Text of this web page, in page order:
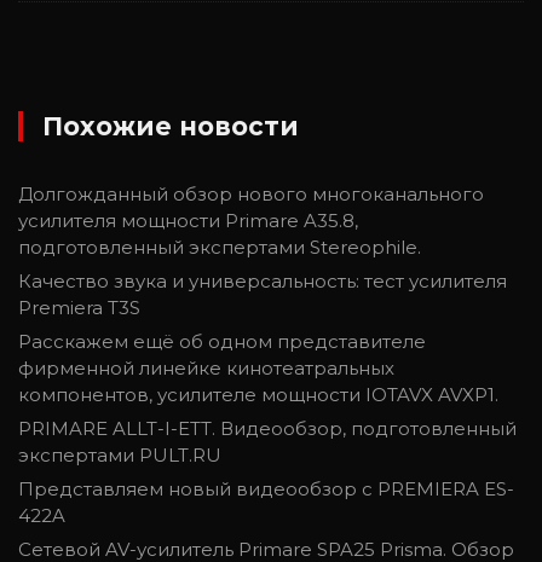
Похожие новости
Долгожданный обзор нового многоканального
усилителя мощности Primare A35.8,
подготовленный экспертами Stereophile.
Качество звука и универсальность: тест усилителя
Premiera T3S
Расскажем ещё об одном представителе
фирменной линейке кинотеатральных
компонентов, усилителе мощности IOTAVX AVXP1.
PRIMARE ALLT-I-ETT. Видеообзор, подготовленный
экспертами PULT.RU
Представляем новый видеообзор с PREMIERA ES-
422A
Сетевой AV-усилитель Primare SPA25 Prisma. Обзор